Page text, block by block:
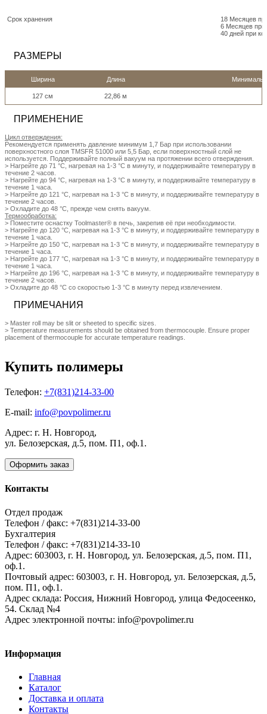
Срок хранения
18 Месяцев
6 Месяцев при
40 дней при
РАЗМЕРЫ
Ширина Длина
127 см 22,86 м
ПРИМЕНЕНИЕ
Цикл отверждения:
Рекомендуется применять давление минимум 1,7 Бар при использовании
поверхностного слоя TMSFR 51000 или 5,5 Бар, если поверхностный слой не
используется. Поддерживайте полный вакуум на протяжении всего отверждения.
> Нагрейте до 71 °C, нагревая на 1-3 °С в минуту, и поддерживайте температуру в
течение 2 часов.
> Нагрейте до 94 °C, нагревая на 1-3 °С в минуту, и поддерживайте температуру в
течение 1 часа.
> Нагрейте до 121 °C, нагревая на 1-3 °С в минуту, и поддерживайте температуру в
течение 2 часов.
> Охладите до 48 °C, прежде чем снять вакуум.
Термообработка:
> Поместите оснастку Toolmaster® в печь, закрепив её при необходимости.
> Нагрейте до 120 °C, нагревая на 1-3 °С в минуту, и поддерживайте температуру в
течение 1 часа.
> Нагрейте до 150 °C, нагревая на 1-3 °С в минуту, и поддерживайте температуру в
течение 1 часа.
> Нагрейте до 177 °C, нагревая на 1-3 °С в минуту, и поддерживайте температуру в
течение 1 часа.
> Нагрейте до 196 °C, нагревая на 1-3 °С в минуту, и поддерживайте температуру в
течение 2 часов.
> Охладите до 48 °C со скоростью 1-3 °С в минуту перед извлечением.
ПРИМЕЧАНИЯ
> Master roll may be slit or sheeted to specific sizes.
> Temperature measurements should be obtained from thermocouple. Ensure proper
placement of thermocouple for accurate temperature readings.
Купить полимеры
Телефон: +7(831)214-33-00
E-mail: info@povpolimer.ru
Адрес: г. Н. Новгород,
ул. Белозерская, д.5, пом. П1, оф.1.
Оформить заказ
Контакты
Отдел продаж
Телефон / факс: +7(831)214-33-00
Бухгалтерия
Телефон / факс: +7(831)214-33-10
Адрес: 603003, г. Н. Новгород, ул. Белозерская, д.5, пом. П1,
оф.1.
Почтовый адрес: 603003, г. Н. Новгород, ул. Белозерская, д.5,
пом. П1, оф.1.
Адрес склада: Россия, Нижний Новгород, улица Федосеенко,
54. Склад №4
Адрес электронной почты: info@povpolimer.ru
Информация
Главная
Каталог
Доставка и оплата
Контакты